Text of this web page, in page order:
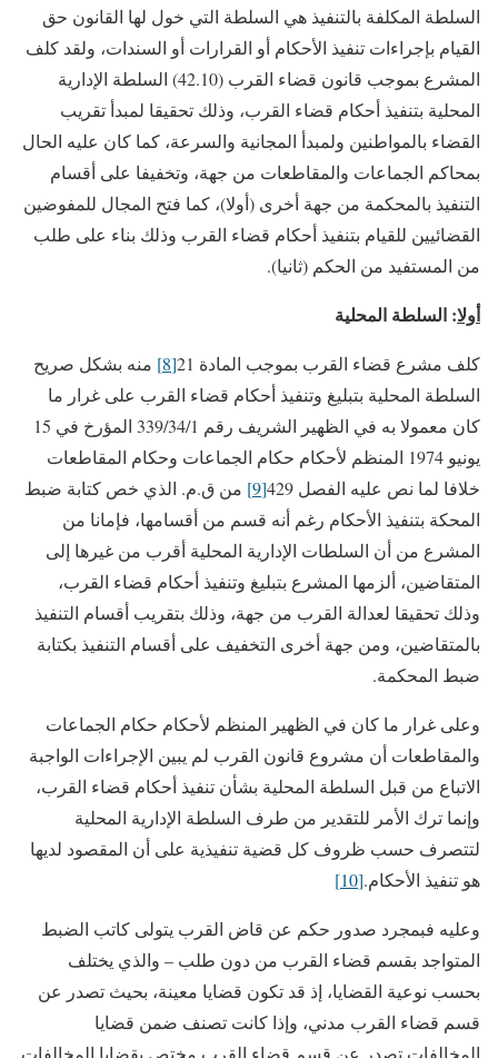
السلطة المكلفة بالتنفيذ هي السلطة التي خول لها القانون حق
القيام بإجراءات تنفيذ الأحكام أو القرارات أو السندات، ولقد كلف
المشرع بموجب قانون قضاء القرب (42.10) السلطة الإدارية
المحلية بتنفيذ أحكام قضاء القرب، وذلك تحقيقا لمبدأ تقريب
القضاء بالمواطنين ولمبدأ المجانية والسرعة، كما كان عليه الحال
بمحاكم الجماعات والمقاطعات من جهة، وتخفيفا على أقسام
التنفيذ بالمحكمة من جهة أخرى (أولا)، كما فتح المجال للمفوضين
القضائيين للقيام بتنفيذ أحكام قضاء القرب وذلك بناء على طلب
من المستفيد من الحكم (ثانيا).
أولا: السلطة المحلية
كلف مشرع قضاء القرب بموجب المادة 21 [8]
منه بشكل صريح
السلطة المحلية بتبليغ وتنفيذ أحكام قضاء القرب على غرار ما
كان معمولا به في الظهير الشريف رقم 339/34/1 المؤرخ في 15
يونيو 1974 المنظم لأحكام حكام الجماعات وحكام المقاطعات
خلافا لما نص عليه الفصل 429
[9]
من ق.م. الذي خص كتابة ضبط
المحكة بتنفيذ الأحكام رغم أنه قسم من أقسامها، فإمانا من
المشرع من أن السلطات الإدارية المحلية أقرب من غيرها إلى
المتقاضين، ألزمها المشرع بتبليغ وتنفيذ أحكام قضاء القرب،
وذلك تحقيقا لعدالة القرب من جهة، وذلك بتقريب أقسام التنفيذ
بالمتقاضين، ومن جهة أخرى التخفيف على أقسام التنفيذ بكتابة
ضبط المحكمة.
وعلى غرار ما كان في الظهير المنظم لأحكام حكام الجماعات
والمقاطعات أن مشروع قانون القرب لم يبين الإجراءات الواجبة
الاتباع من قبل السلطة المحلية بشأن تنفيذ أحكام قضاء القرب،
وإنما ترك الأمر للتقدير من طرف السلطة الإدارية المحلية
لتتصرف حسب ظروف كل قضية تنفيذية على أن المقصود لديها
هو تنفيذ الأحكام.[10]
وعليه فبمجرد صدور حكم عن قاض القرب يتولى كاتب الضبط
المتواجد بقسم قضاء القرب من دون طلب – والذي يختلف
بحسب نوعية القضايا، إذ قد تكون قضايا معينة، بحيث تصدر عن
قسم قضاء القرب مدني، وإذا كانت تصنف ضمن قضايا
المخالفات تصدر عن قسم قضاء القرب مختص بقضايا المخالفات